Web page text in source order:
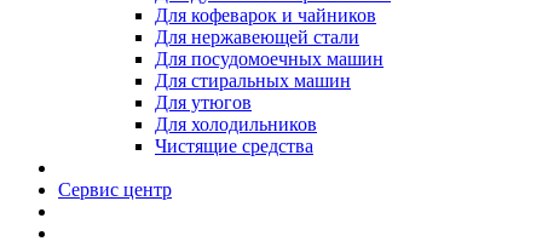
Для кофеварок и чайников
Для нержавеющей стали
Для посудомоечных машин
Для стиральных машин
Для утюгов
Для холодильников
Чистящие средства
Сервис центр